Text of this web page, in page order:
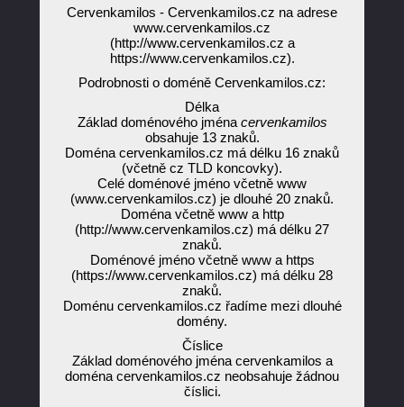
Cervenkamilos - Cervenkamilos.cz na adrese
www.cervenkamilos.cz
(http://www.cervenkamilos.cz a
https://www.cervenkamilos.cz).
Podrobnosti o doméně Cervenkamilos.cz:
Délka
Základ doménového jména cervenkamilos
obsahuje 13 znaků.
Doména cervenkamilos.cz má délku 16 znaků
(včetně cz TLD koncovky).
Celé doménové jméno včetně www
(www.cervenkamilos.cz) je dlouhé 20 znaků.
Doména včetně www a http
(http://www.cervenkamilos.cz) má délku 27
znaků.
Doménové jméno včetně www a https
(https://www.cervenkamilos.cz) má délku 28
znaků.
Doménu cervenkamilos.cz řadíme mezi dlouhé
domény.
Číslice
Základ doménového jména cervenkamilos a
doména cervenkamilos.cz neobsahuje žádnou
číslici.